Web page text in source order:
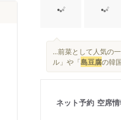
...前菜として人気の
ル」や「島豆腐の韓
ネット予約 空席